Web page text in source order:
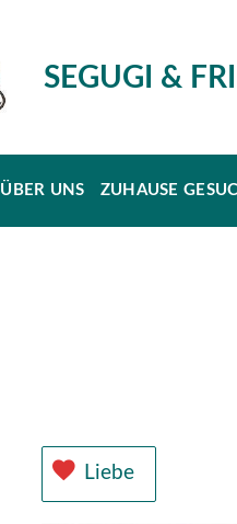
SEGUGI &
ÜBER UNS ZUHAUSE
Liebe